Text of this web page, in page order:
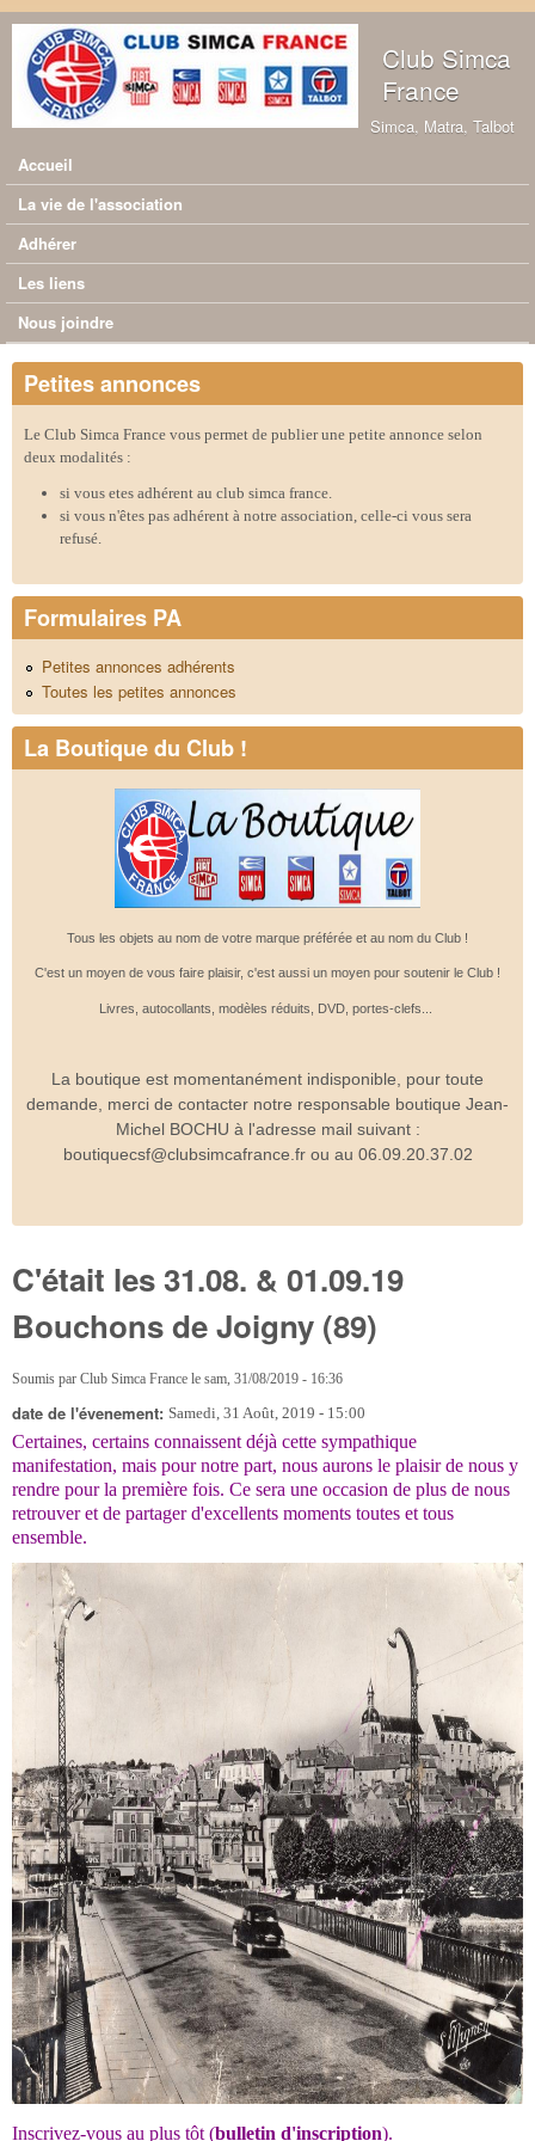
Aller au contenu principal
Club Simca
France
Simca, Matra, Talbot
Menu principal
Accueil
La vie de l'association
Adhérer
Les liens
Nous joindre
Petites annonces
Le Club Simca France vous permet de publier une petite annonce selon
deux modalités :
si vous etes adhérent au club simca france.
si vous n'êtes pas adhérent à notre association, celle-ci vous sera
refusé.
Formulaires PA
Petites annonces adhérents
Toutes les petites annonces
La Boutique du Club !
Tous les objets au nom de votre marque préférée et au nom du Club !
C'est un moyen de vous faire plaisir, c'est aussi un moyen pour soutenir le Club !
Livres, autocollants, modèles réduits, DVD, portes-clefs...
La boutique est momentanément indisponible, pour toute
demande, merci de contacter notre responsable boutique Jean-
Michel BOCHU à l'adresse mail suivant :
boutiquecsf@clubsimcafrance.fr ou au 06.09.20.37.02
C'était les 31.08. & 01.09.19
Bouchons de Joigny (89)
Soumis par Club Simca France le sam, 31/08/2019 - 16:36
date de l'évenement: Samedi, 31 Août, 2019 - 15:00
Certaines, certains connaissent déjà cette sympathique
manifestation, mais pour notre part, nous aurons le plaisir de nous y
rendre pour la première fois. Ce sera une occasion de plus de nous
retrouver et de partager d'excellents moments toutes et tous
ensemble.
Inscrivez-vous au plus tôt (bulletin d'inscription).